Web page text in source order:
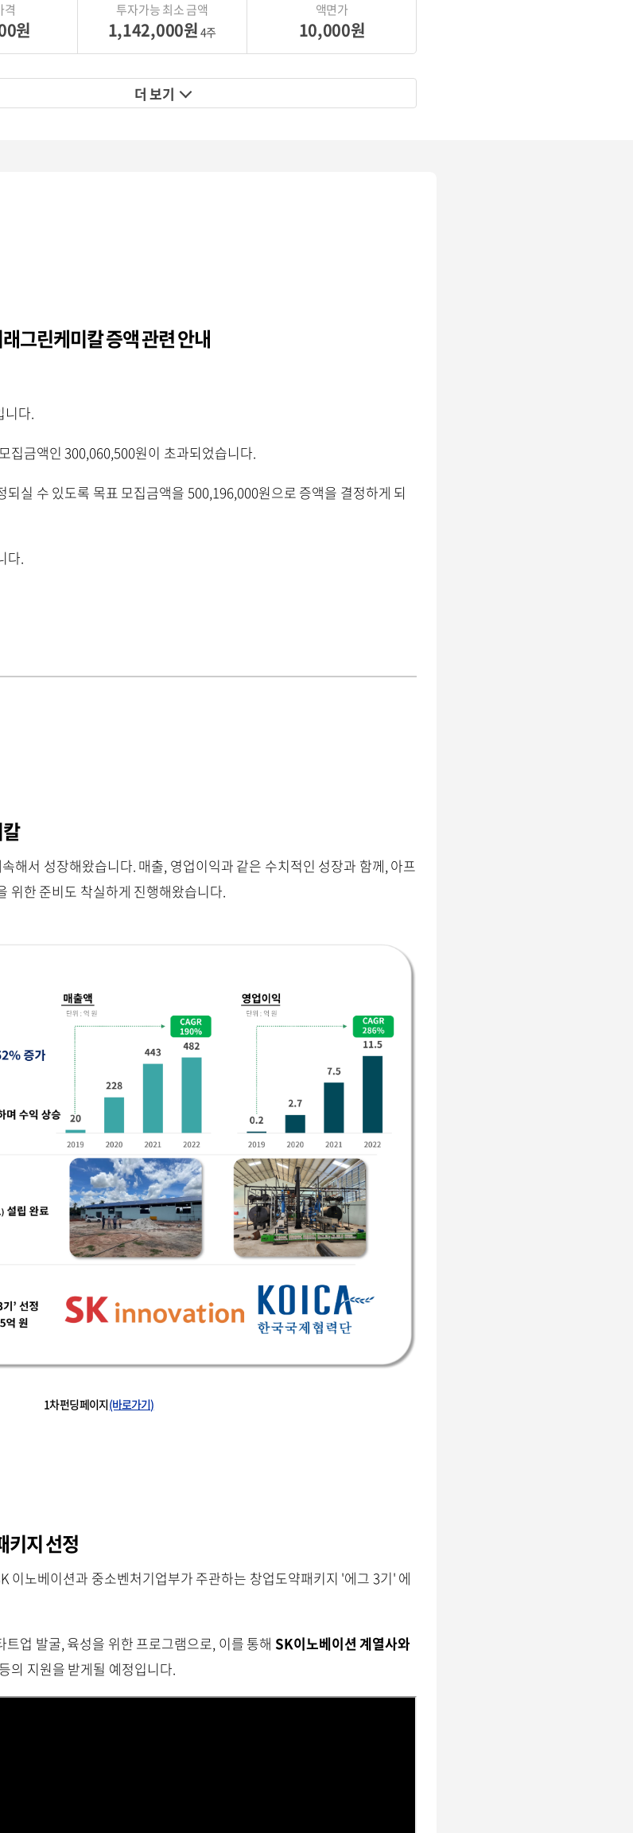
격
원
투자가능 최소 금액
1,142,000원 4주
액면가
10,000원
더 보기
그린케미칼 증액 관련 안내
니다.
집금액인 300,060,500원이 초과되었습니다.
실 수 있도록 목표 모집금액을 500,196,000원으로 증액을 결정하게 되
다.
해서 성장해왔습니다. 매출, 영업이익과 같은 수치적인 성장과 함께, 아프
위한 준비도 착실하게 진행해왔습니다.
1차 펀딩 페이지(바로가기)
키지 선정
이노베이션과 중소벤처기업부가 주관하는 창업도약패키지 '에그 3기' 에
업 발굴, 육성을 위한 프로그램으로, 이를 통해 SK이노베이션 계열사와
등의 지원을 받게될 예정입니다.